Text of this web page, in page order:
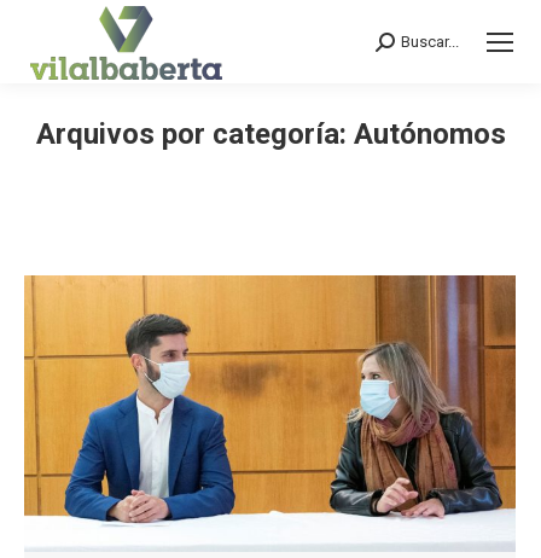
Search:
Buscar...
Arquivos por categoría: Autónomos